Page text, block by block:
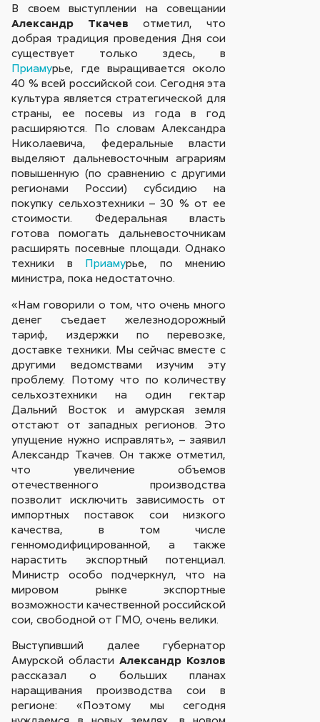
В своем выступлении на совещании
Александр Ткачев отметил, что
добрая традиция проведения Дня сои
существует только здесь, в
Приамурье, где выращивается около
40 % всей российской сои. Сегодня эта
культура является стратегической для
страны, ее посевы из года в год
расширяются. По словам Александра
Николаевича, федеральные власти
выделяют дальневосточным аграриям
повышенную (по сравнению с другими
регионами России) субсидию на
покупку сельхозтехники – 30 % от ее
стоимости. Федеральная власть
готова помогать дальневосточникам
расширять посевные площади. Однако
техники в Приамурье, по мнению
министра, пока недостаточно.
«Нам говорили о том, что очень много
денег съедает железнодорожный
тариф, издержки по перевозке,
доставке техники. Мы сейчас вместе с
другими ведомствами изучим эту
проблему. Потому что по количеству
сельхозтехники на один гектар
Дальний Восток и амурская земля
отстают от западных регионов. Это
упущение нужно исправлять», – заявил
Александр Ткачев. Он также отметил,
что увеличение объемов
отечественного производства
позволит исключить зависимость от
импортных поставок сои низкого
качества, в том числе
генномодифицированной, а также
нарастить экспортный потенциал.
Министр особо подчеркнул, что на
мировом рынке экспортные
возможности качественной российской
сои, свободной от ГМО, очень велики.
Выступивший далее губернатор
Амурской областиАлександр Козлов
рассказал о больших планах
наращивания производства сои в
регионе: «Поэтому мы сегодня